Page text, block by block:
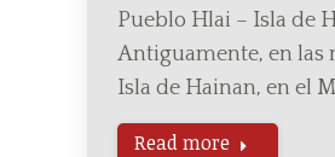
Pueblo Hlai – Isla de
Antiguamente, en las
Isla de Hainan, en el
Read more